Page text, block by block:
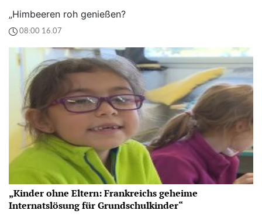
„Himbeeren roh genießen?
08:00 16.07
„Kinder ohne Eltern: Frankreichs geheime
Internatslösung für Grundschulkinder“